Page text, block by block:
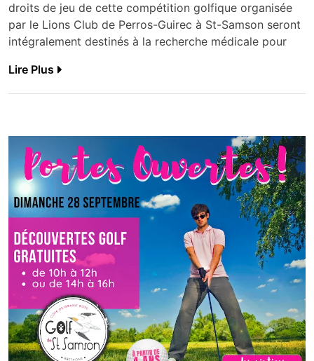
droits de jeu de cette compétition golfique organisée
par le Lions Club de Perros-Guirec à St-Samson seront
intégralement destinés à la recherche médicale pour
Lire Plus